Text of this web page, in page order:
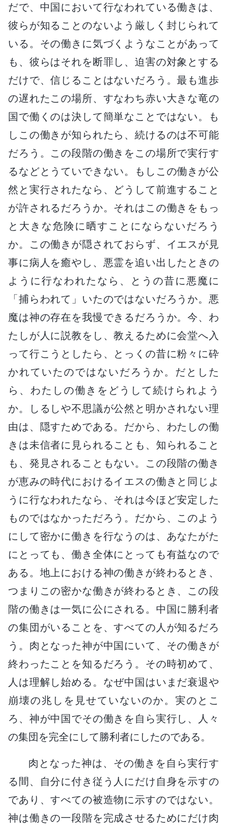
だで、中国において行なわれている働きは、
彼らが知ることのないよう厳しく封じられて
いる。その働きに気づくようなことがあって
も、彼らはそれを断罪し、迫害の対象とする
だけで、信じることはないだろう。最も進歩
の遅れたこの場所、すなわち赤い大きな竜の
国で働くのは決して簡単なことではない。も
しこの働きが知られたら、続けるのは不可能
だろう。この段階の働きをこの場所で実行す
るなどとうていできない。もしこの働きが公
然と実行されたなら、どうして前進すること
が許されるだろうか。それはこの働きをもっ
と大きな危険に晒すことにならないだろう
か。この働きが隠されておらず、イエスが見
事に病人を癒やし、悪霊を追い出したときの
ように行なわれたなら、とうの昔に悪魔に
「捕らわれて」いたのではないだろうか。悪
魔は神の存在を我慢できるだろうか。今、わ
たしが人に説教をし、教えるために会堂へ入
って行こうとしたら、とっくの昔に粉々に砕
かれていたのではないだろうか。だとした
ら、わたしの働きをどうして続けられよう
か。しるしや不思議が公然と明かされない理
由は、隠すためである。だから、わたしの働
きは未信者に見られることも、知られること
も、発見されることもない。この段階の働き
が恵みの時代におけるイエスの働きと同じよ
うに行なわれたなら、それは今ほど安定した
ものではなかっただろう。だから、このよう
にして密かに働きを行なうのは、あなたがた
にとっても、働き全体にとっても有益なので
ある。地上における神の働きが終わるとき、
つまりこの密かな働きが終わるとき、この段
階の働きは一気に公にされる。中国に勝利者
の集団がいることを、すべての人が知るだろ
う。肉となった神が中国にいて、その働きが
終わったことを知るだろう。その時初めて、
人は理解し始める。なぜ中国はいまだ衰退や
崩壊の兆しを見せていないのか。実のとこ
ろ、神が中国でその働きを自ら実行し、人々
の集団を完全にして勝利者にしたのである。
肉となった神は、その働きを自ら実行す
る間、自分に付き従う人にだけ自身を示すの
であり、すべての被造物に示すのではない。
神は働きの一段階を完成させるためにだけ肉